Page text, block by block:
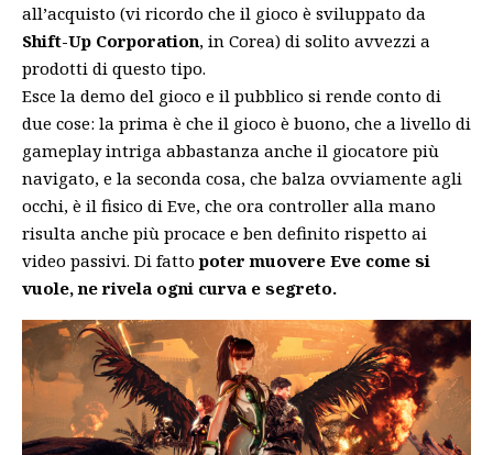
all’acquisto (vi ricordo che il gioco è sviluppato da
Shift-Up Corporation, in Corea) di solito avvezzi a
prodotti di questo tipo.
Esce la demo del gioco e il pubblico si rende conto di
due cose: la prima è che il gioco è buono, che a livello di
gameplay intriga abbastanza anche il giocatore più
navigato, e la seconda cosa, che balza ovviamente agli
occhi, è il fisico di Eve, che ora controller alla mano
risulta anche più procace e ben definito rispetto ai
video passivi. Di fattopoter muovere Eve come si
vuole, ne rivela ogni curva e segreto.